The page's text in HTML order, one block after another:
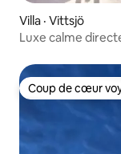
Villa · Vittsjö
Luxe calme
Coup de cœur
Coup de cœur